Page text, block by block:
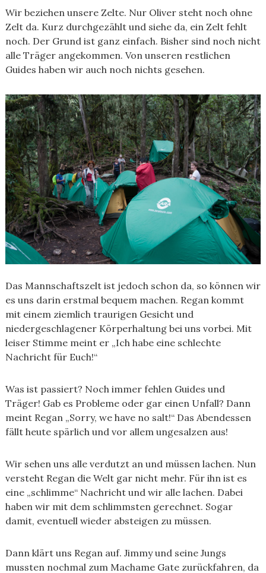
Wir beziehen unsere Zelte. Nur Oliver steht noch ohne
Zelt da. Kurz durchgezählt und siehe da, ein Zelt fehlt
noch. Der Grund ist ganz einfach. Bisher sind noch nicht
alle Träger angekommen. Von unseren restlichen
Guides haben wir auch noch nichts gesehen.
Das Mannschaftszelt ist jedoch schon da, so können wir
es uns darin erstmal bequem machen. Regan kommt
mit einem ziemlich traurigen Gesicht und
niedergeschlagener Körperhaltung bei uns vorbei. Mit
leiser Stimme meint er „Ich habe eine schlechte
Nachricht für Euch!“
Was ist passiert? Noch immer fehlen Guides und
Träger! Gab es Probleme oder gar einen Unfall? Dann
meint Regan „Sorry, we have no salt!“ Das Abendessen
fällt heute spärlich und vor allem ungesalzen aus!
Wir sehen uns alle verdutzt an und müssen lachen. Nun
versteht Regan die Welt gar nicht mehr. Für ihn ist es
eine „schlimme“ Nachricht und wir alle lachen. Dabei
haben wir mit dem schlimmsten gerechnet. Sogar
damit, eventuell wieder absteigen zu müssen.
Dann klärt uns Regan auf. Jimmy und seine Jungs
mussten nochmal zum Machame Gate zurückfahren, da